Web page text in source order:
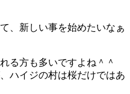
、新しい事を始めたいなぁ
る方も多いですよね＾＾
ハイジの村は桜だけではあ